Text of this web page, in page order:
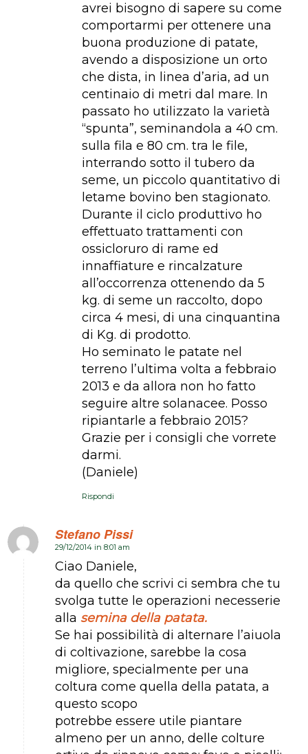
avrei bisogno di sapere su come
comportarmi per ottenere una
buona produzione di patate,
avendo a disposizione un orto
che dista, in linea d’aria, ad un
centinaio di metri dal mare. In
passato ho utilizzato la varietà
“spunta”, seminandola a 40 cm.
sulla fila e 80 cm. tra le file,
interrando sotto il tubero da
seme, un piccolo quantitativo di
letame bovino ben stagionato.
Durante il ciclo produttivo ho
effettuato trattamenti con
ossicloruro di rame ed
innaffiature e rincalzature
all’occorrenza ottenendo da 5
kg. di seme un raccolto, dopo
circa 4 mesi, di una cinquantina
di Kg. di prodotto.
Ho seminato le patate nel
terreno l’ultima volta a febbraio
2013 e da allora non ho fatto
seguire altre solanacee. Posso
ripiantarle a febbraio 2015?
Grazie per i consigli che vorrete
darmi.
(Daniele)
Rispondi
Stefano Pissi
dice:
29/12/2014 in 8:01 am
Ciao Daniele,
da quello che scrivi ci sembra che tu
svolga tutte le operazioni necesserie
alla semina della patata.
Se hai possibilità di alternare l’aiuola
di coltivazione, sarebbe la cosa
migliore, specialmente per una
coltura come quella della patata, a
questo scopo
potrebbe essere utile piantare
almeno per un anno, delle colture